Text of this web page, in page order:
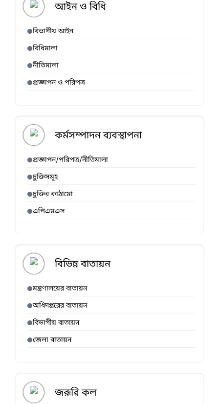
আইন ও বিধি
বিভাগীয় আইন
বিধিমালা
নীতিমালা
প্রজ্ঞাপন ও পরিপত্র
কর্মসম্পাদন ব্যবস্থাপনা
প্রজ্ঞাপন/পরিপত্র/নীতিমালা
চুক্তিসমূহ
চুক্তির কাঠামো
এপিএমএস
বিভিন্ন বাতায়ন
মন্ত্রণালয়ের বাতায়ন
অধিদপ্তরের বাতায়ন
বিভাগীয় বাতায়ন
জেলা বাতায়ন
জরূরি কল